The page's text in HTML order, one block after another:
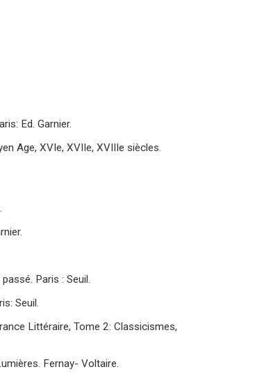
Ed. Garnier.
Age, XVIe, XVIIe, XVIIIe siècles.
Paris : Seuil.
Seuil.
Littéraire, Tome 2: Classicismes,
Fernay- Voltaire.